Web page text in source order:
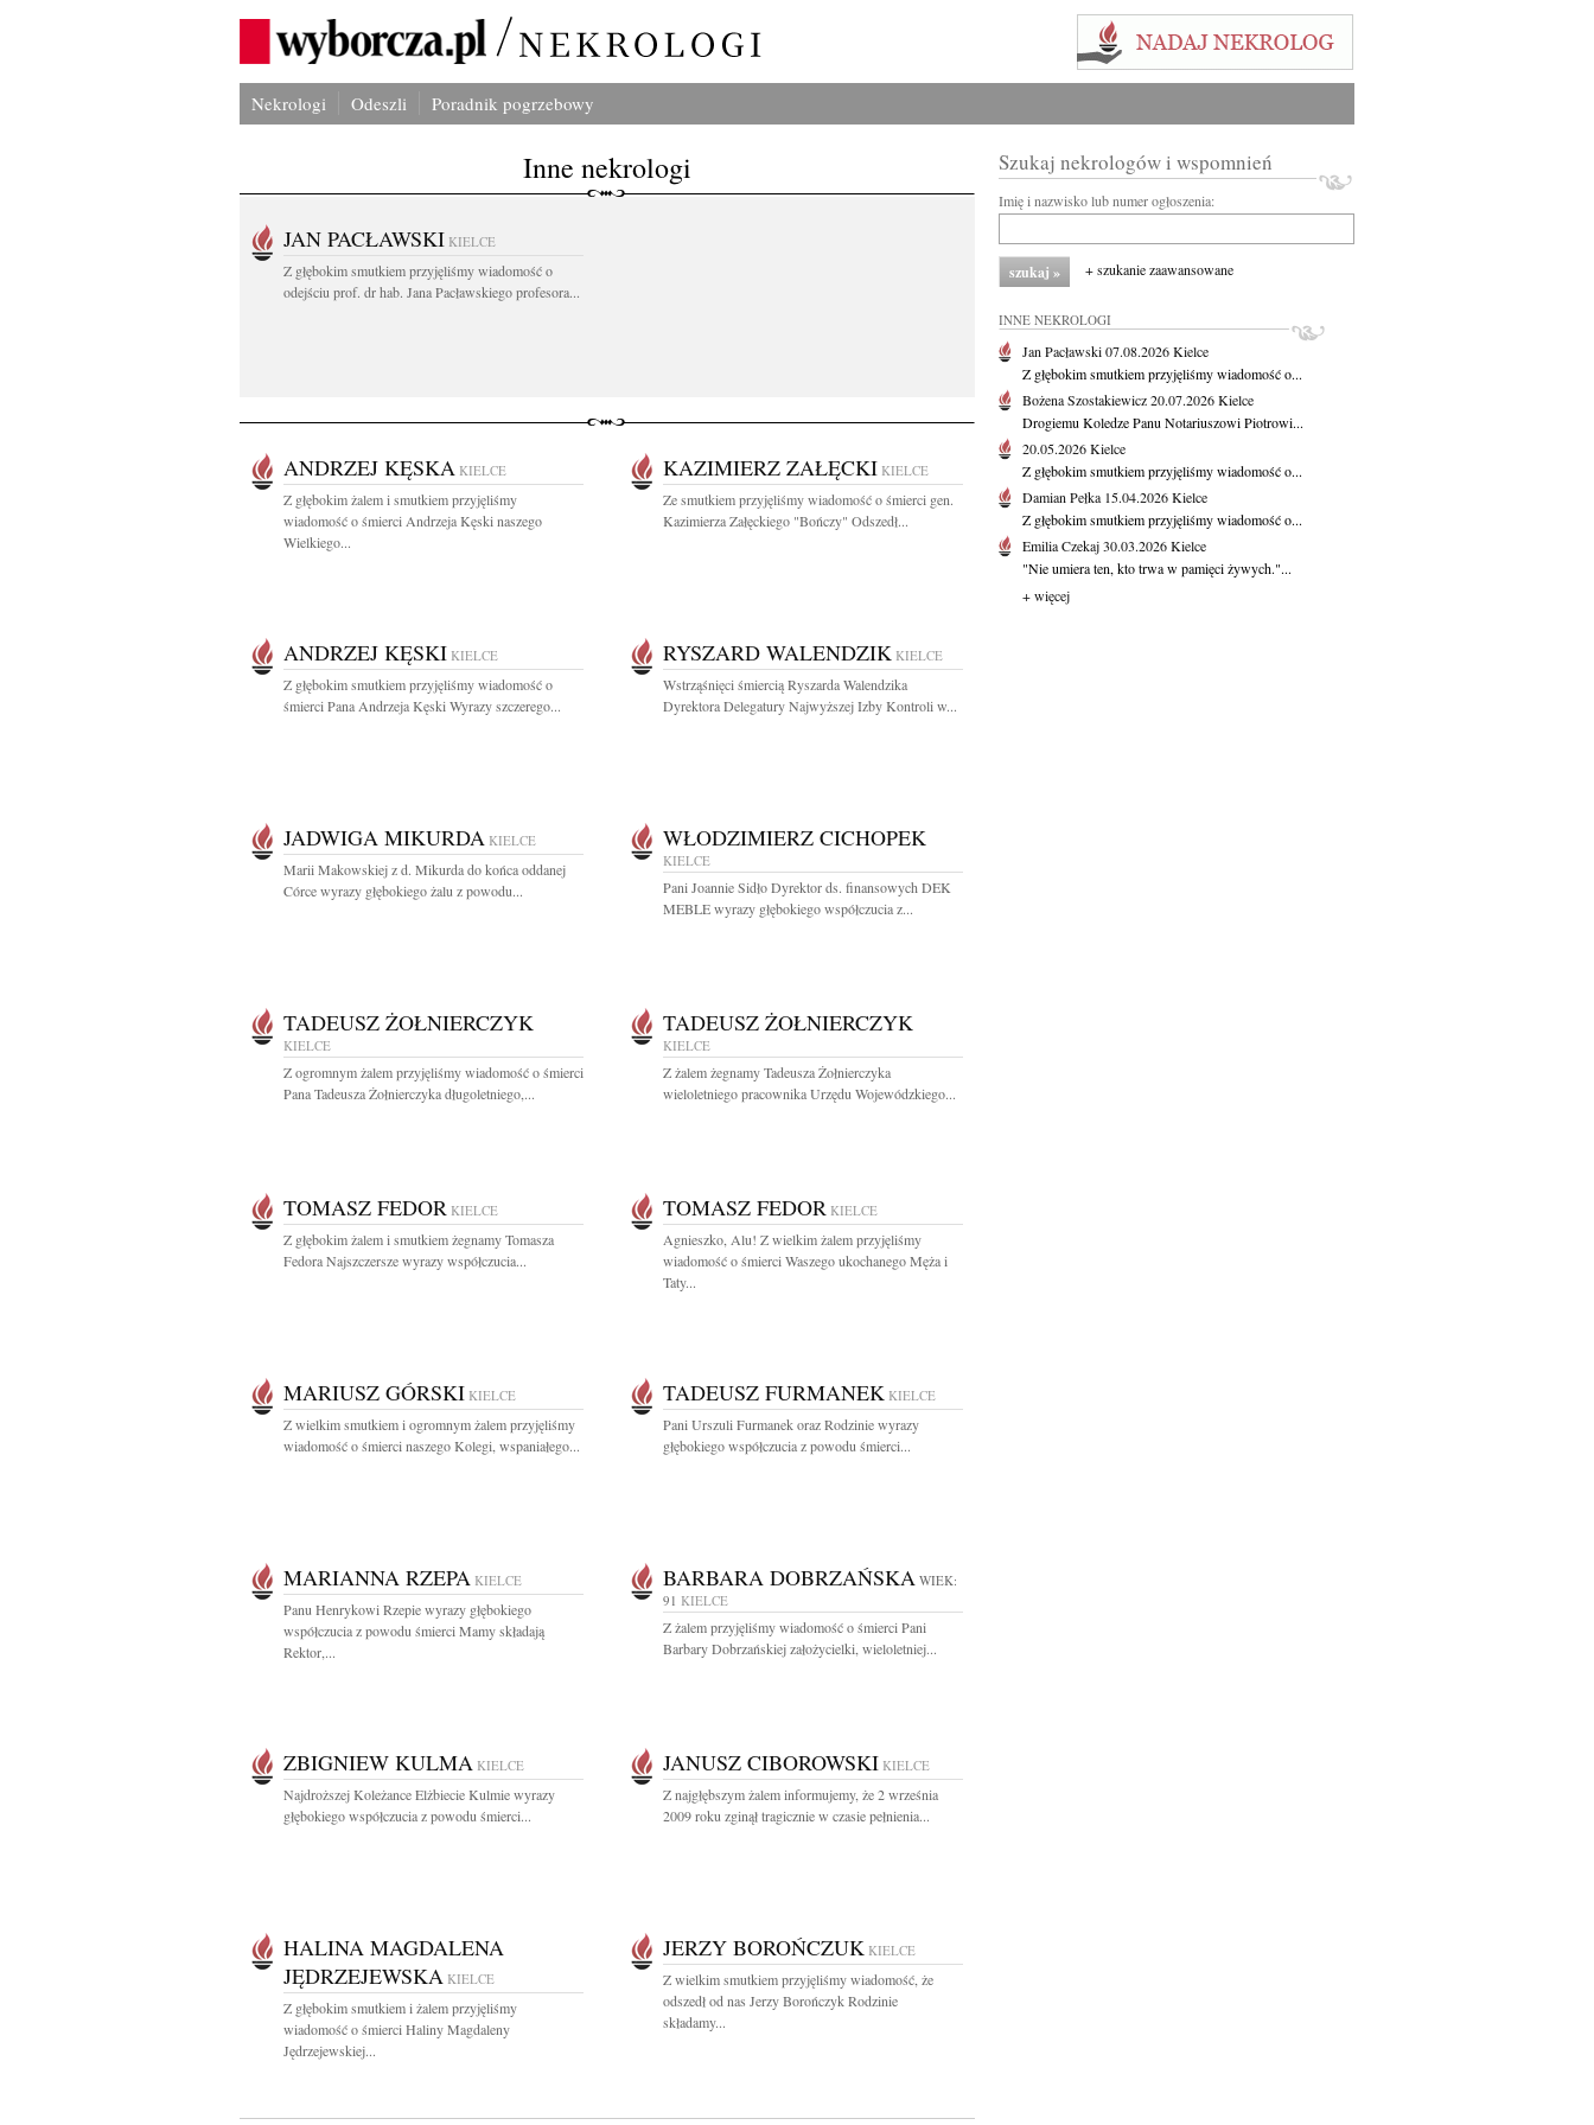
Nekrologi Odeszli Poradnik pogrzebowy
Inne nekrologi
JAN PACŁAWSKI KIELCE
Z głębokim smutkiem przyjęliśmy wiadomość o
odejściu prof. dr hab. Jana Pacławskiego profesora...
ANDRZEJ KĘSKA KIELCE
Z głębokim żalem i smutkiem przyjęliśmy
wiadomość o śmierci Andrzeja Kęski naszego
Wielkiego...
KAZIMIERZ ZAŁĘCKI KIELCE
Ze smutkiem przyjęliśmy wiadomość o śmierci gen.
Kazimierza Załęckiego "Bończy" Odszedł...
ANDRZEJ KĘSKI KIELCE
Z głębokim smutkiem przyjęliśmy wiadomość o
śmierci Pana Andrzeja Kęski Wyrazy szczerego...
RYSZARD WALENDZIK KIELCE
Wstrząśnięci śmiercią Ryszarda Walendzika
Dyrektora Delegatury Najwyższej Izby Kontroli w...
JADWIGA MIKURDA KIELCE
Marii Makowskiej z d. Mikurda do końca oddanej
Córce wyrazy głębokiego żalu z powodu...
WŁODZIMIERZ CICHOPEK
KIELCE
Pani Joannie Sidło Dyrektor ds. finansowych DEK
MEBLE wyrazy głębokiego współczucia z...
TADEUSZ ŻOŁNIERCZYK
KIELCE
Z ogromnym żalem przyjęliśmy wiadomość o śmierci
Pana Tadeusza Żołnierczyka długoletniego,...
TADEUSZ ŻOŁNIERCZYK
KIELCE
Z żalem żegnamy Tadeusza Żołnierczyka
wieloletniego pracownika Urzędu Wojewódzkiego...
TOMASZ FEDOR KIELCE
Z głębokim żalem i smutkiem żegnamy Tomasza
Fedora Najszczersze wyrazy współczucia...
TOMASZ FEDOR KIELCE
Agnieszko, Alu! Z wielkim żalem przyjęliśmy
wiadomość o śmierci Waszego ukochanego Męża i
Taty...
MARIUSZ GÓRSKI KIELCE
Z wielkim smutkiem i ogromnym żalem przyjęliśmy
wiadomość o śmierci naszego Kolegi, wspaniałego...
TADEUSZ FURMANEK KIELCE
Pani Urszuli Furmanek oraz Rodzinie wyrazy
głębokiego współczucia z powodu śmierci...
MARIANNA RZEPA KIELCE
Panu Henrykowi Rzepie wyrazy głębokiego
współczucia z powodu śmierci Mamy składają
Rektor,...
BARBARA DOBRZAŃSKA WIEK:
91 KIELCE
Z żalem przyjęliśmy wiadomość o śmierci Pani
Barbary Dobrzańskiej założycielki, wieloletniej...
ZBIGNIEW KULMA KIELCE
Najdroższej Koleżance Elżbiecie Kulmie wyrazy
głębokiego współczucia z powodu śmierci...
JANUSZ CIBOROWSKI KIELCE
Z najgłębszym żalem informujemy, że 2 września
2009 roku zginął tragicznie w czasie pełnienia...
HALINA MAGDALENA
JĘDRZEJEWSKA KIELCE
Z głębokim smutkiem i żalem przyjęliśmy
wiadomość o śmierci Haliny Magdaleny
Jędrzejewskiej...
JERZY BOROŃCZUK KIELCE
Z wielkim smutkiem przyjęliśmy wiadomość, że
odszedł od nas Jerzy Borończyk Rodzinie
składamy...
Szukaj nekrologów i wspomnień
Imię i nazwisko lub numer ogłoszenia:
+ szukanie zaawansowane
INNE NEKROLOGI
Jan Pacławski07.08.2026Kielce
Z głębokim smutkiem przyjęliśmy wiadomość o...
Bożena Szostakiewicz20.07.2026Kielce
Drogiemu Koledze Panu Notariuszowi Piotrowi...
20.05.2026Kielce
Z głębokim smutkiem przyjęliśmy wiadomość o...
Damian Pełka 15.04.2026Kielce
Z głębokim smutkiem przyjęliśmy wiadomość o...
Emilia Czekaj30.03.2026Kielce
"Nie umiera ten, kto trwa w pamięci żywych."...
+ więcej